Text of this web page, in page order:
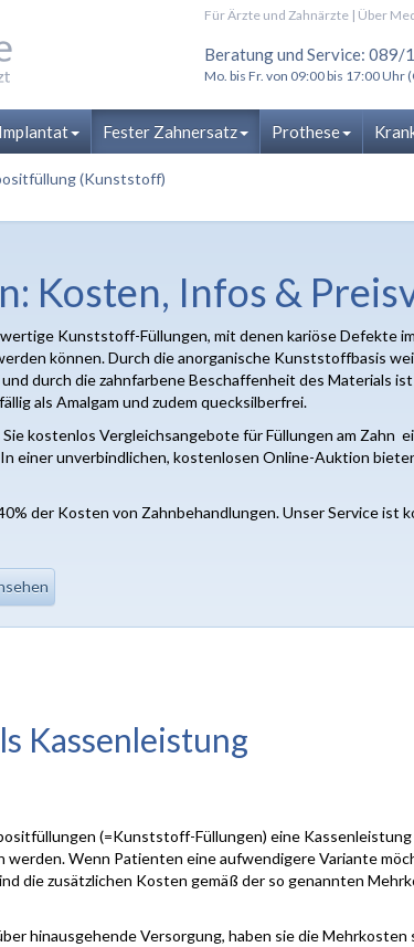
Für Ärzte und Zahnärzte| Über
Beratung und Service: 089/
Mo. bis Fr. von 09:00 bis 17:00 Uhr
Implantat Fester Zahnersatz Prothese
(Kunststoff)
Kosten, Infos &
Kunststoff-Füllungen, mit denen kariöse Defekte
können. Durch die anorganische Kunststoffbasis
durch die zahnfarbene Beschaffenheit des Materials
als Amalgam und zudem quecksilberfrei.
kostenlos Vergleichsangebote für Füllungen am Zahn
einer unverbindlichen, kostenlosen Online-Auktion
der Kosten von Zahnbehandlungen. Unser Service ist
Kassenleistung
(=Kunststoff-Füllungen) eine Kassenleistung
werden. Wenn Patienten eine aufwendigere Variante
die zusätzlichen Kosten gemäß der so genannten
hinausgehende Versorgung, haben sie die Mehrkosten